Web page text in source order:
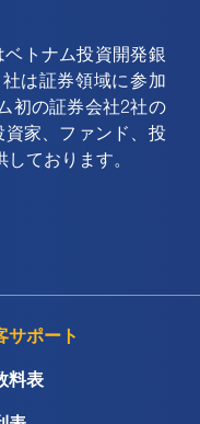
トナム投資開発銀
は証券領域に参加
初の証券会社2社の
家、ファンド、投
ております。
サポート
料表